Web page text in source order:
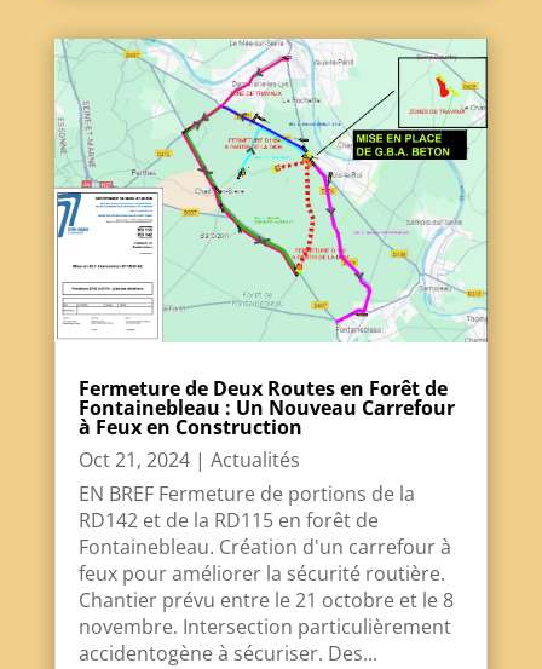
Fermeture de Deux Routes en Forêt de
Fontainebleau : Un Nouveau Carrefour
à Feux en Construction
Oct 21, 2024| Actualités
EN BREF Fermeture de portions de la
RD142 et de la RD115 en forêt de
Fontainebleau. Création d'un carrefour à
feux pour améliorer la sécurité routière.
Chantier prévu entre le 21 octobre et le 8
novembre. Intersection particulièrement
accidentogène à sécuriser. Des...